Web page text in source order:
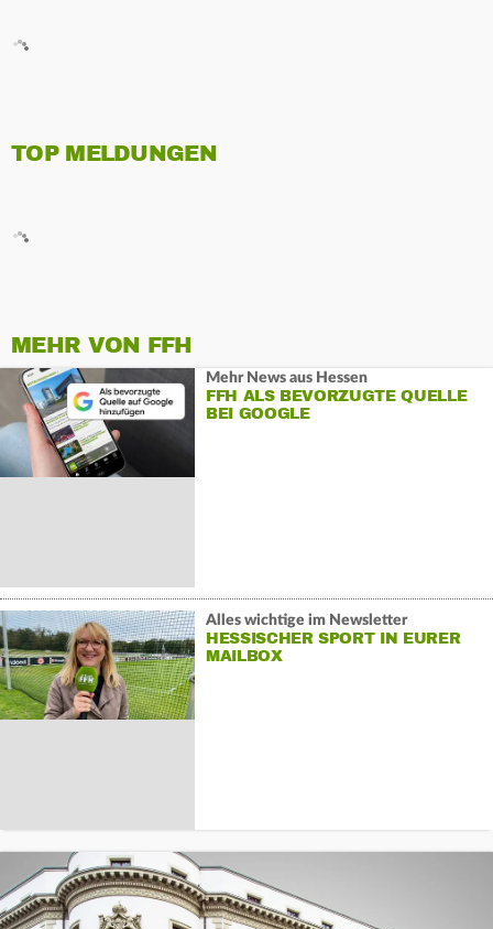
TOP MELDUNGEN
MEHR VON FFH
Mehr News aus Hessen
FFH ALS BEVORZUGTE QUELLE
BEI GOOGLE
Alles wichtige im Newsletter
HESSISCHER SPORT IN EURER
MAILBOX